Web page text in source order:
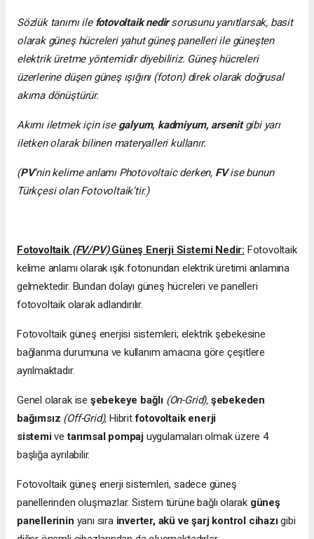
Sözlük tanımı ile fotovoltaik nedirsorusunu yanıtlarsak, basit
olarak güneş hücreleri yahut güneş panelleri ile güneşten
elektrik üretme yöntemidir diyebiliriz. Güneş hücreleri
üzerlerine düşen güneş ışığını (foton) direk olarak doğrusal
akıma dönüştürür.
Akımı iletmek için ise galyum, kadmiyum, arsenitgibi yarı
iletken olarak bilinen materyalleri kullanır.
(PV’nin kelime anlamı Photovoltaic derken, FVise bunun
Türkçesi olan Fotovoltaik’tir.)
Fotovoltaik (FV/PV)Güneş Enerji Sistemi Nedir: Fotovoltaik
kelime anlamı olarak ışık fotonundan elektrik üretimi anlamına
gelmektedir. Bundan dolayı güneş hücreleri ve panelleri
fotovoltaik olarak adlandırılır.
Fotovoltaik güneş enerjisi sistemleri; elektrik şebekesine
bağlanma durumuna ve kullanım amacına göre çeşitlere
ayrılmaktadır.
Genel olarak ise şebekeye bağlı (On-Grid), şebekeden
bağımsız (Off-Grid), Hibritfotovoltaik enerji
sistemivetarımsal pompaj uygulamaları olmak üzere 4
başlığa ayrılabilir.
Fotovoltaik güneş enerji sistemleri, sadece güneş
panellerinden oluşmazlar. Sistem türüne bağlı olarak güneş
panellerinin yanı sıra inverter, akü ve şarj kontrol cihazıgibi